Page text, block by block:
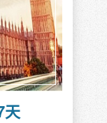
天